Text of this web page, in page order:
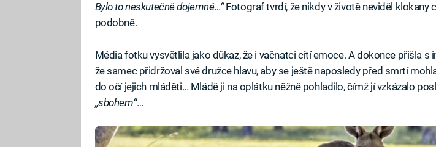
Bylo to neskutečně dojemné…“Fotograf tvrdí, že nikdy v životě neviděl klokany
podobně.
Média fotku vysvětlila jako důkaz, že i vačnatci cítí emoce. A dokonce přišla s
že samec přidržoval své družce hlavu, aby se ještě naposledy před smrtí
do očí jejich mláděti… Mládě ji na oplátku něžně pohladilo, čímž jí vzkázalo
„sbohem“…